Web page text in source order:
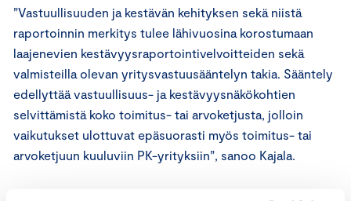
”Vastuullisuuden ja kestävän kehityksen sekä niistä
raportoinnin merkitys tulee lähivuosina korostumaan
laajenevien kestävyysraportointivelvoitteiden sekä
valmisteilla olevan yritysvastuusääntelyn takia. Sääntely
edellyttää vastuullisuus- ja kestävyysnäkökohtien
selvittämistä koko toimitus- tai arvoketjusta, jolloin
vaikutukset ulottuvat epäsuorasti myös toimitus- tai
arvoketjuun kuuluviin PK-yrityksiin”, sanoo Kajala.
Joka kymmenes PK-yritys haluaisi edistää